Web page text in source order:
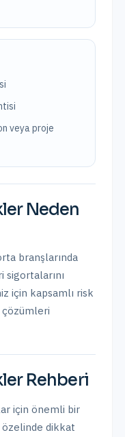
veya proje
Neden
branşlarında
sigortalarını
için kapsamlı risk
çözümleri
Rehberi
için önemli bir
özelinde dikkat